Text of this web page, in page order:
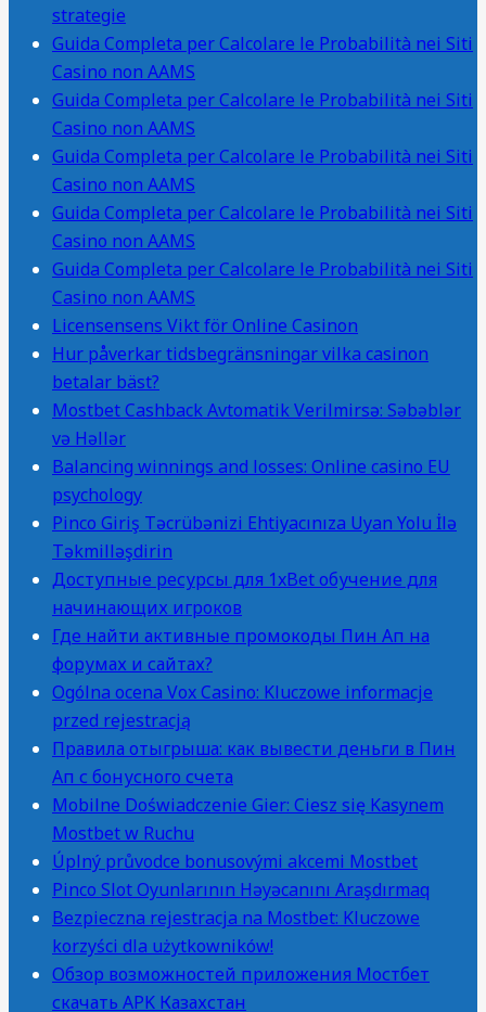
strategie
Guida Completa per Calcolare le Probabilità nei Siti
Casino non AAMS
Guida Completa per Calcolare le Probabilità nei Siti
Casino non AAMS
Guida Completa per Calcolare le Probabilità nei Siti
Casino non AAMS
Guida Completa per Calcolare le Probabilità nei Siti
Casino non AAMS
Guida Completa per Calcolare le Probabilità nei Siti
Casino non AAMS
Licensensens Vikt för Online Casinon
Hur påverkar tidsbegränsningar vilka casinon
betalar bäst?
Mostbet Cashback Avtomatik Verilmirsə: Səbəblər
və Həllər
Balancing winnings and losses: Online casino EU
psychology
Pinco Giriş Təcrübənizi Ehtiyacınıza Uyan Yolu İlə
Təkmilləşdirin
Доступные ресурсы для 1xBet обучение для
начинающих игроков
Где найти активные промокоды Пин Ап на
форумах и сайтах?
Ogólna ocena Vox Casino: Kluczowe informacje
przed rejestracją
Правила отыгрыша: как вывести деньги в Пин
Ап с бонусного счета
Mobilne Doświadczenie Gier: Ciesz się Kasynem
Mostbet w Ruchu
Úplný průvodce bonusovými akcemi Mostbet
Pinco Slot Oyunlarının Həyəcanını Araşdırmaq
Bezpieczna rejestracja na Mostbet: Kluczowe
korzyści dla użytkowników!
Обзор возможностей приложения Мостбет
скачать APK Казахстан